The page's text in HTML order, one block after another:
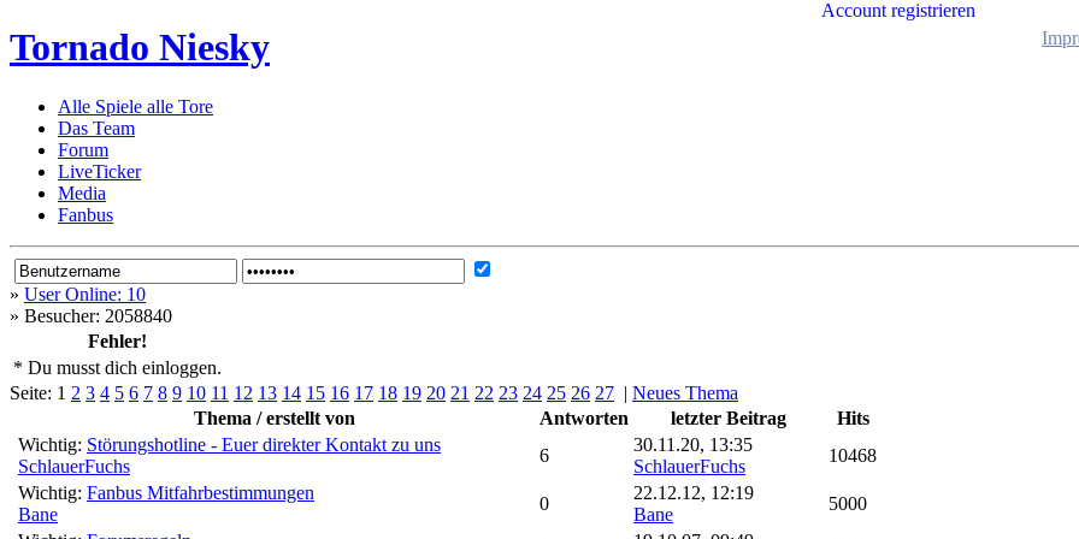
Tornado Niesky
Alle Spiele alle Tore
Das Team
Forum
LiveTicker
Media
Fanbus
Account registrieren
» User Online: 10
» Besucher: 2058840
Fehler!
* Du musst dich einloggen.
Seite: 1 2 3 4 5 6 7 8 9 10 11 12 13 14 15 16 17 18 19 20 21 22 23 24 25 26 27 | Neues Thema
Thema / erstellt von
Antworten letzter Beitrag
Hits
Wichtig: Störungshotline - Euer direkter Kontakt zu uns
SchlauerFuchs
6
30.11.20, 13:35
SchlauerFuchs
10468
Wichtig: Fanbus Mitfahrbestimmungen
Bane
0
22.12.12, 12:19
Bane
5000